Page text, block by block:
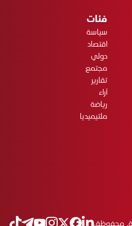
فئات
سياسة
اقتصاد
دولي
مجتمع
تقارير
آراء
رياضة
ملتيميديا